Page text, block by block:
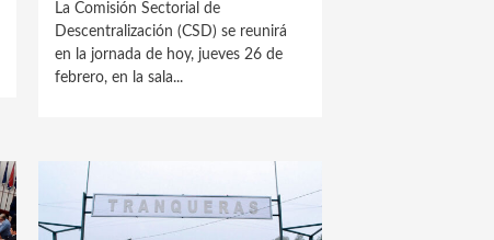
La Comisión Sectorial de
Descentralización (CSD) se reunirá
en la jornada de hoy, jueves 26 de
febrero, en la sala...